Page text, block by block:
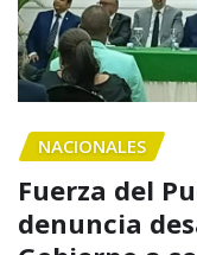
NACIONALES
Fuerza del
denuncia